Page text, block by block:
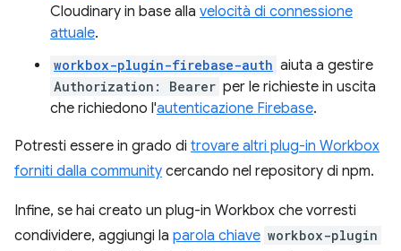
Cloudinary in base alla velocità di connessione
attuale.
workbox-plugin-firebase-auth aiuta a gestire
Authorization: Bearer per le richieste in uscita
che richiedono l'autenticazione Firebase.
Potresti essere in grado di trovare altri plug-in Workbox
forniti dalla community cercando nel repository di npm.
Infine, se hai creato un plug-in Workbox che vorresti
condividere, aggiungi la parola chiave workbox-plugin